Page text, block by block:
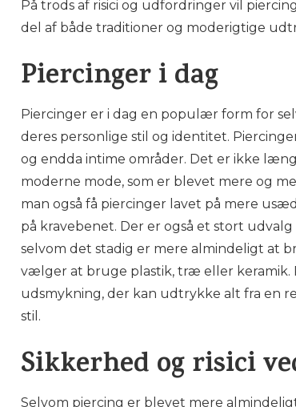
På trods af risici og udfordringer vil
del af både traditioner og moderigtige
Piercinger i dag
Piercinger er i dag en populær form for
deres personlige stil og identitet.
og endda intime områder. Det er ikke
moderne mode, som er blevet mere og
man også få piercinger lavet på mere
på kravebenet. Der er også et stort
selvom det stadig er mere almindeligt at
vælger at bruge plastik, træ eller keramik.
udsmykning, der kan udtrykke alt fra en
stil.
Sikkerhed og risici
Selvom piercing er blevet mere